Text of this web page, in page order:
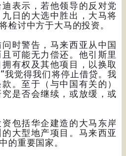
表示，若他领导的反对党
日的大选中胜出，大马将
检讨中方于大马的投资。
时警告，马来西亚从中国
可能无力偿还。他引斯里
有权及其他项目，以换取
我觉得我们将停止借贷。我
。至于（与中国有关的）
是否会继续，或放缓，或
包括华企建造的大马东岸
大型地产项目。马来西亚
的重要国家。